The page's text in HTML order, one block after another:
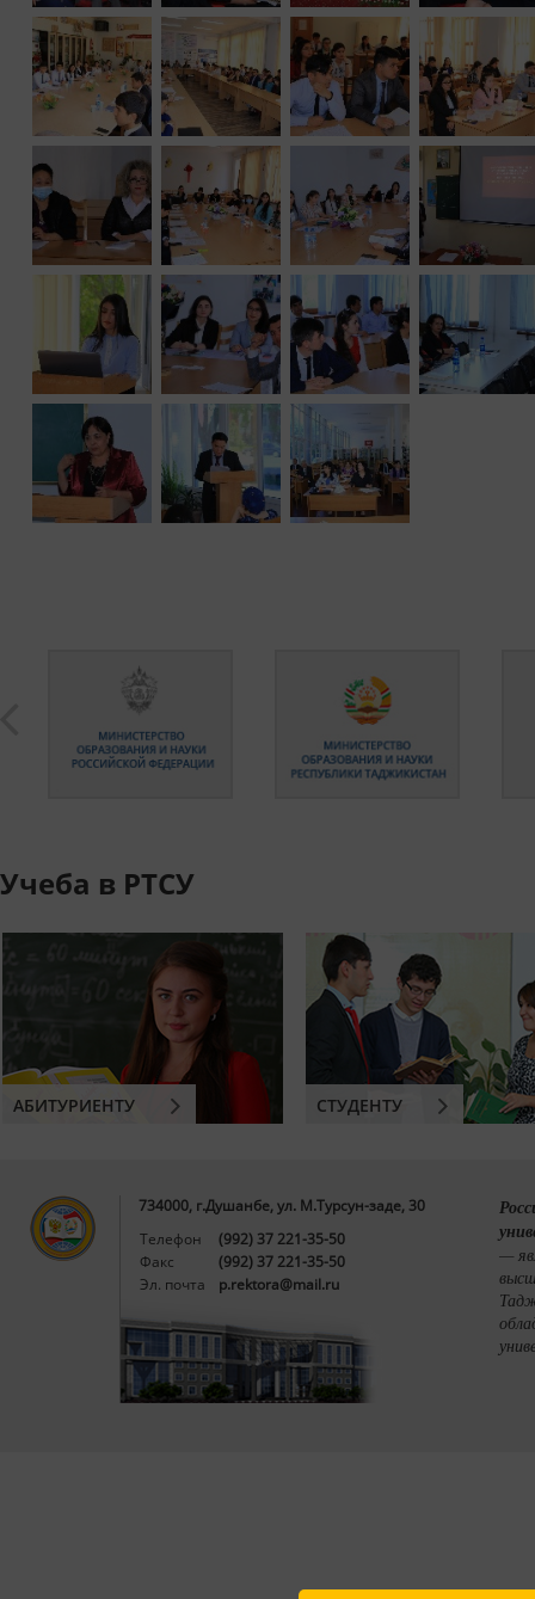
Учеба в РТСУ
АБИТУРИЕНТУ СТУДЕНТУ
734000, г.Душанбе, ул. М.Турсун-заде, 30
Телефон
(992) 37 221-35-50
Факс
(992) 37 221-35-50
Эл. почта
p.rektora@mail.ru
—